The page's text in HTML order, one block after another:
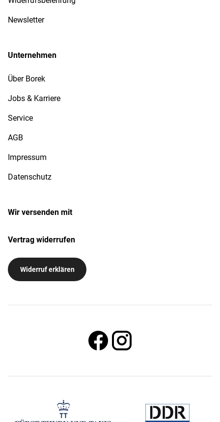
Newsletter
Unternehmen
Über Borek
Jobs & Karriere
Service
AGB
Impressum
Datenschutz
Wir versenden mit
Vertrag widerrufen
Widerruf erklären